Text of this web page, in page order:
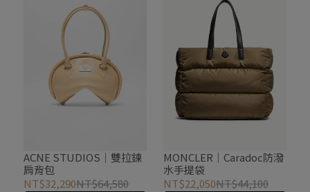
ACNE STUDIOS｜雙拉鍊
肩背包
NT$32,290NT$64,580
MONCLER｜Caradoc防潑
水手提袋
NT$22,050NT$44,100